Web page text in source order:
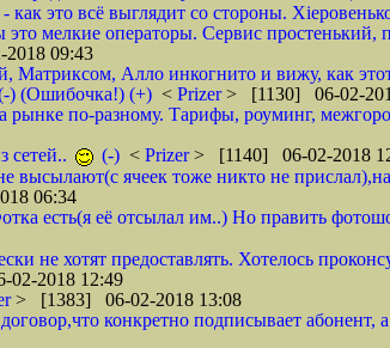
это всё выглядит со стороны.
мелкие операторы. Сервис
09:43
Матриксом, Алло инкогнито и вижу, как
) (Ошибочка!) (+) < Prizer> [1130] 06-02-
рынке по-разному. Тарифы, роуминг,
сетей..
(-) < Prizer> [1140] 06-02-2018
высылают(с ячеек тоже никто не
06:34
есть(я её отсылал им..) Но править
не хотят предоставлять. Хотелось
2018 12:49
> [1383] 06-02-2018 13:08
конкретно подписывает